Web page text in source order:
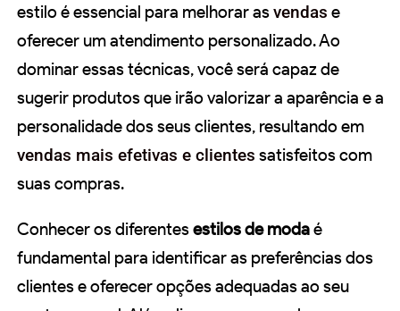
estilo é essencial para melhorar asvendas e
oferecer um atendimento personalizado. Ao
dominar essas técnicas, você será capaz de
sugerir produtos que irão valorizar a aparência e a
personalidade dos seus clientes, resultando em
vendas mais efetivas e clientes satisfeitos com
suas compras.
Conhecer os diferentesestilos de modaé
fundamental para identificar as preferências dos
clientes e oferecer opções adequadas ao seu